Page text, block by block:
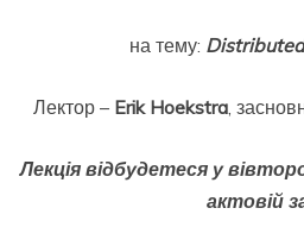
на тему:
Лектор – Erik Hoekstra,
Лекція відбудетеся у
актовій